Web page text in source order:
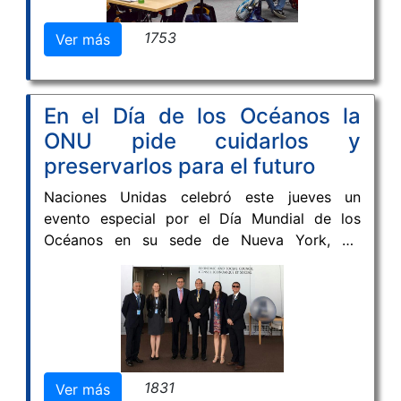
Ciencias del Mar para Latinoamérica, en el
marco de la estrategia Ocean Teacher Global
Academy por sus siglas en inglés RTC-
Latinoamérica-OTGA, de IODE-Comisión
Oceanográfica Intergubernamental-UNESCO.
Ver más 1753
En el Día de los Océanos la
ONU pide cuidarlos y
preservarlos para el futuro
Naciones Unidas celebró este jueves un
evento especial por el Día Mundial de los
Océanos en su sede de Nueva York, allí
estuvo la delegación de Colombia, de la cual
hace parte el Instituto de Investigaciones
Marinas y Costeras –INVEMAR. Durante esta
jornada los aportes de la delegación
colombiana a la Partnership Dialogue 6,
Ciencia y Tecnología, se enfocó en fortalecer
la cooperación entre la Región Caribe y
Ver más 1831